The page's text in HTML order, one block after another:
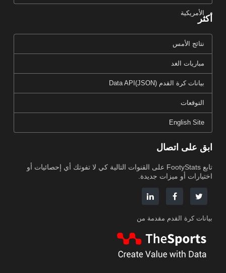
الأمريكية
أكثر
نتائج الأمس
مباريات الغد
بيانات كرة القدم Data API(JSON)
التوقعات
English Site
ابق على اتصال
تابع FootyStats على القنوات التالية كي لا تفوتك أي إحصائيات أو
اختيارات أو ميزات جديدة.
بيانات كرة القدم مقدمة من